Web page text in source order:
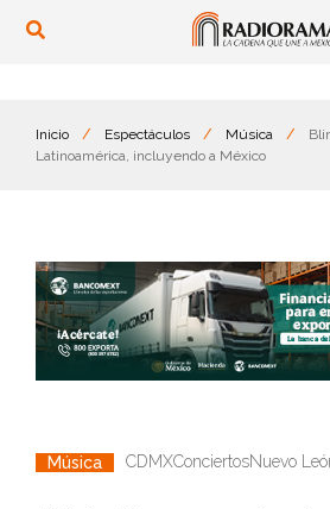
Inicio / Espectáculos / Música /
Latinoamérica, incluyendo a México
Música CDMXConciertosNuevo